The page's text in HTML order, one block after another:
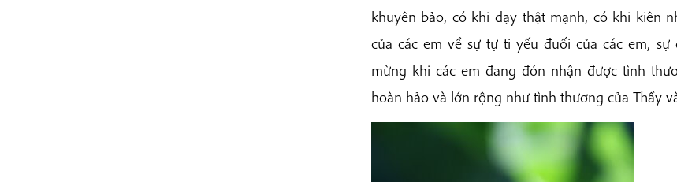
khuyên bảo, có khi dạy thật mạnh, có khi kiên
của các em về sự tự ti yếu đuối của các em,
mừng khi các em đang đón nhận được tình
hoàn hảo và lớn rộng như tình thương của Thầy